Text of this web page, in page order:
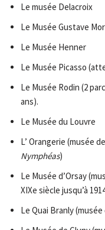
Le musée Delacroix
Le Musée Gustave
Le Musée Henner
Le Musée Picasso
Le Musée Rodin (2
ans).
Le Musée du Louvre
L’ Orangerie (musée
Nymphéas)
Le Musée d’Orsay
XIXe siècle jusqu’à
Le Quai Branly